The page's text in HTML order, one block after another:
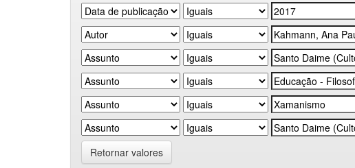
Retornar valores